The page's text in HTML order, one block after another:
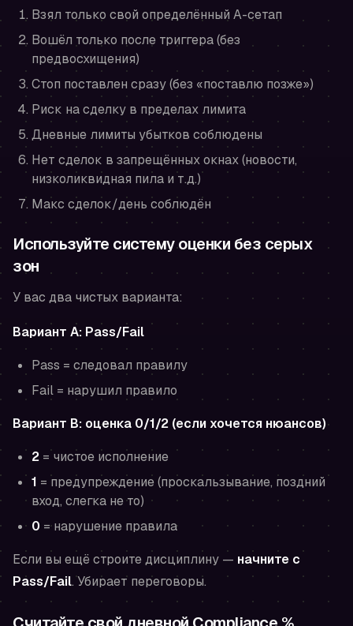
Взял только свой определённый A-сетап
Вошёл только после триггера (без
предвосхищения)
Стоп поставлен сразу (без «поставлю позже»)
Риск на сделку в пределах лимита
Дневные лимиты убытков соблюдены
Нет сделок в запрещённых окнах (новости,
низколиквидная пила и т.д.)
Макс сделок/день соблюдён
Используйте систему оценки без серых
зон
У вас два чистых варианта:
Вариант A: Pass/Fail
Pass = следовал правилу
Fail = нарушил правило
Вариант B: оценка 0/1/2 (если хочется нюансов)
2 = чистое исполнение
1 = предупреждение (проскальзывание, поздний
вход, слегка не то)
0 = нарушение правила
Если вы ещё строите дисциплину — начните с
Pass/Fail. Убирает переговоры.